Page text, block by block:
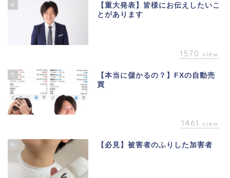
4
【重大発表】皆様にお伝えしたいこ
とがあります
1570 view
5
【本当に儲かるの？】FXの自動売
買
1461 view
6 【必見】被害者のふりした加害者